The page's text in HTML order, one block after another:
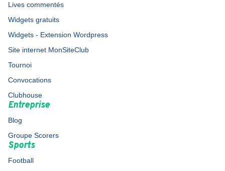
Lives commentés
Widgets gratuits
Widgets - Extension Wordpress
Site internet MonSiteClub
Tournoi
Convocations
Clubhouse
Entreprise
Blog
Groupe Scorers
Sports
Football